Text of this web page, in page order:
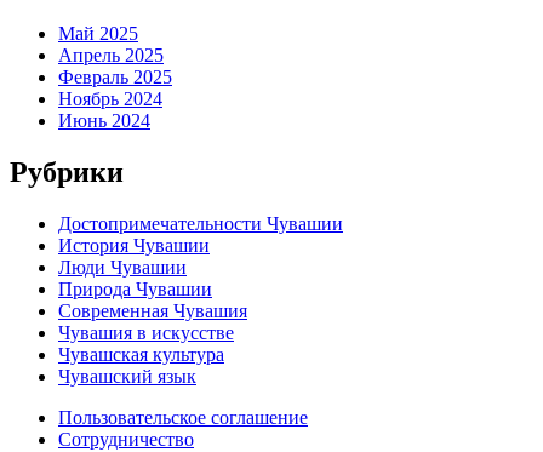
Май 2025
Апрель 2025
Февраль 2025
Ноябрь 2024
Июнь 2024
Рубрики
Достопримечательности Чувашии
История Чувашии
Люди Чувашии
Природа Чувашии
Современная Чувашия
Чувашия в искусстве
Чувашская культура
Чувашский язык
Пользовательское соглашение
Сотрудничество